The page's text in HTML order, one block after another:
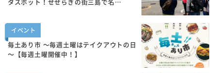
イベント
毎土あり市 ～毎週土曜はテイクアウトの日
～【毎週土曜開催中！】